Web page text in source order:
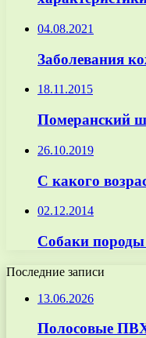
04.08.2021
Заболевания
18.11.2015
Померанский
26.10.2019
С какого
02.12.2014
Собаки
Последние записи
13.06.2026
Полосовые